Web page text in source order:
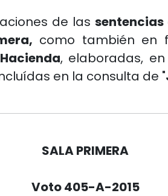
de las
como también en
, elaboradas,
en la consulta de "
SALA PRIMERA
Voto 405-A-2015